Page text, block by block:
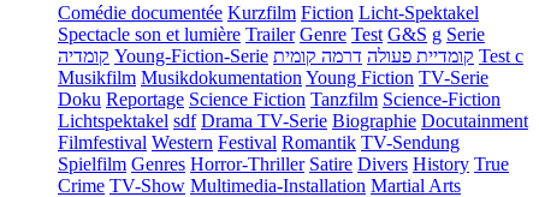
Comédie documentée Kurzfilm Fiction Licht-Spektakel
Spectacle son et lumière Trailer Genre Test G&S g Serie
קומדיה Young-Fiction-Serie קומדיית פעולה דרמה קומית
Test c
Musikfilm Musikdokumentation Young Fiction TV-Serie
Doku Reportage Science Fiction Tanzfilm Science-Fiction
Lichtspektakel sdf Drama TV-Serie Biographie Docutainment
Filmfestival Western Festival Romantik TV-Sendung
Spielfilm Genres Horror-Thriller Satire Divers History True
Crime TV-Show Multimedia-Installation Martial Arts